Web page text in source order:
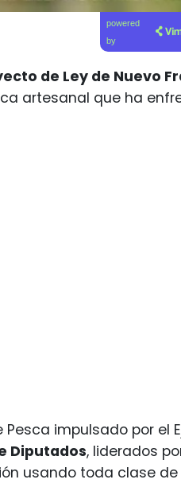
powered
by
de Ley de Nuevo
artesanal que ha
impulsado por el
Diputados, liderados
usando toda clase